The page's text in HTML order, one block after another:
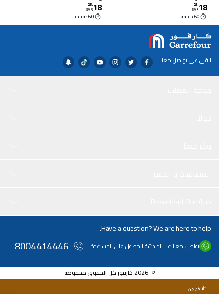
18
.
25
SAR
60 دقيقة
18
.
25
SAR
60 دقيقة
ابقى على تواصل معنا
Have a question? We are here to help.
تواصل معنا عبر الدردشة للحصول على المساعدة 8004414446
© 2026 كارفور كل الحقوق محفوظة